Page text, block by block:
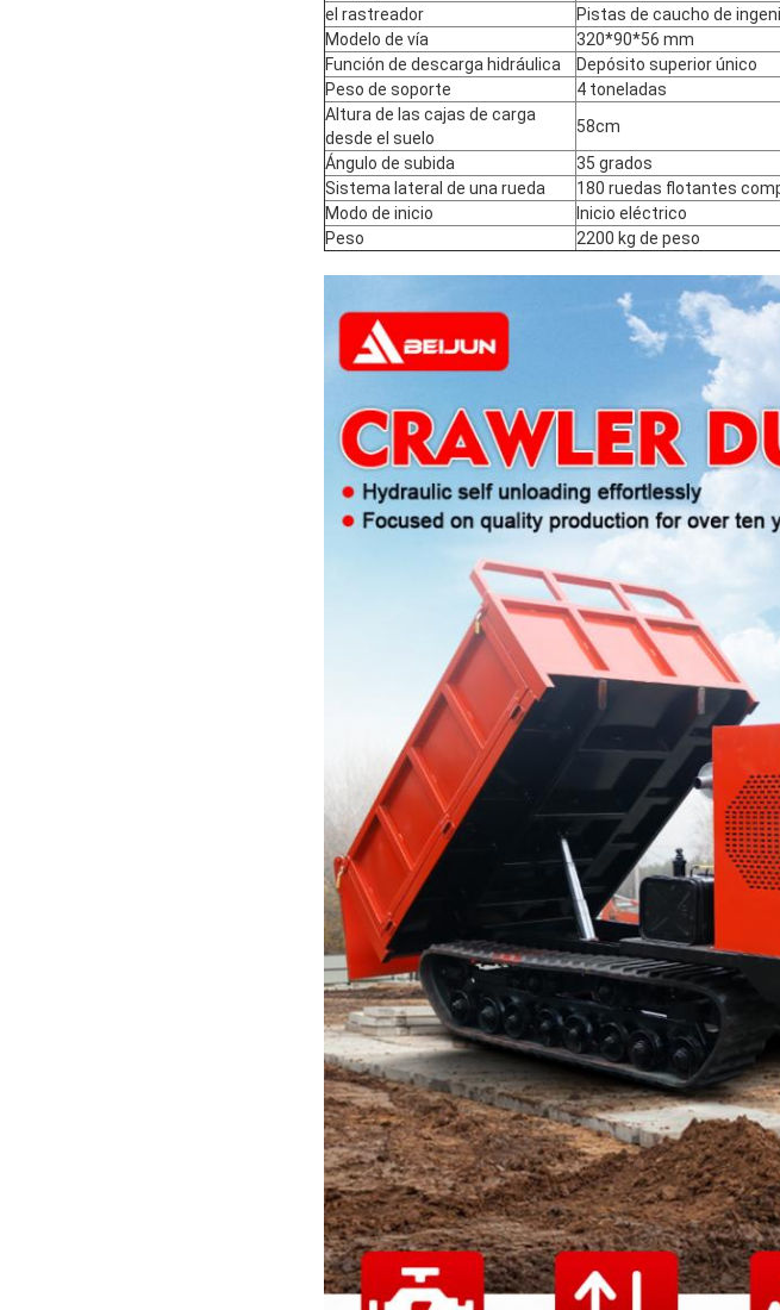
el rastreador
Pistas de caucho de
Modelo de vía
320*90*56 mm
Función de descarga hidráulica
Depósito superior único
Peso de soporte
4 toneladas
Altura de las cajas de carga
desde el suelo
58cm
Ángulo de subida
35 grados
Sistema lateral de una rueda
180 ruedas flotantes
Modo de inicio
Inicio eléctrico
Peso
2200 kg de peso